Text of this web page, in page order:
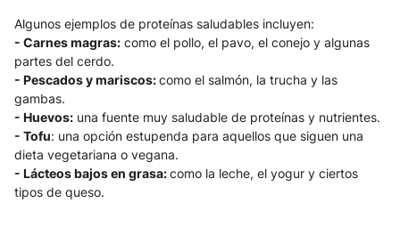
Algunos ejemplos de proteínas saludables incluyen:
- Carnes magras: como el pollo, el pavo, el conejo y algunas
partes del cerdo.
- Pescados y mariscos: como el salmón, la trucha y las
gambas.
- Huevos: una fuente muy saludable de proteínas y nutrientes.
- Tofu: una opción estupenda para aquellos que siguen una
dieta vegetariana o vegana.
- Lácteos bajos en grasa: como la leche, el yogur y ciertos
tipos de queso.